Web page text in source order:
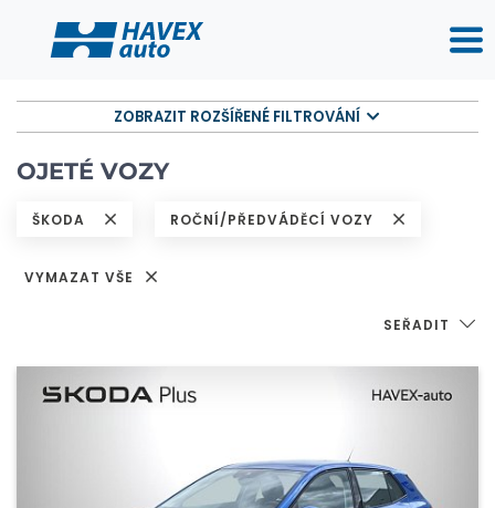
ZOBRAZIT ROZŠÍŘENÉ FILTROVÁNÍ
OJETÉ VOZY
ŠKODA ROČNÍ/PŘEDVÁDĚCÍ VOZY
VYMAZAT VŠE
SEŘADIT